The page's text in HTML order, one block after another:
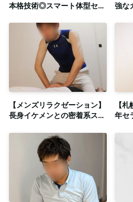
本格技術◎スマート体型セラ
ージ 個室＆出張可
強な
サー
【メンズリラクゼーション】
長身イケメンとの密着系スト
のある個室も完備
【
年セ
感の